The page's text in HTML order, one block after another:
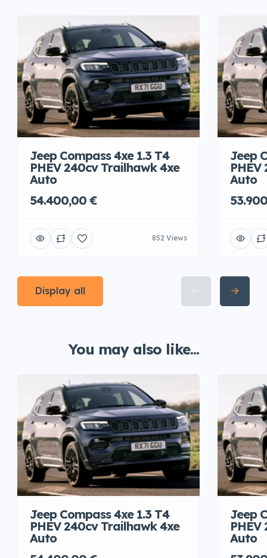
Jeep Compass 4xe 1.3 T4
PHEV 240cv Trailhawk 4xe
Auto
54.400,00 €
852 Views
Jeep
Auto
Display all
You may also like...
Jeep Compass 4xe 1.3 T4
PHEV 240cv Trailhawk 4xe
Auto
Jeep
Auto